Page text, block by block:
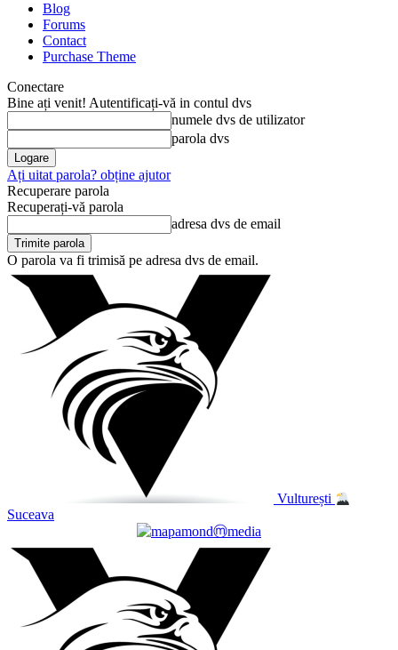
Blog
Forums
Contact
Purchase Theme
Conectare
Bine ați venit! Autentificați-vă in contul dvs
numele dvs de utilizator
parola dvs
Ați uitat parola? obține ajutor
Recuperare parola
Recuperați-vă parola
adresa dvs de email
O parola va fi trimisă pe adresa dvs de email.
Vulturești
Suceava